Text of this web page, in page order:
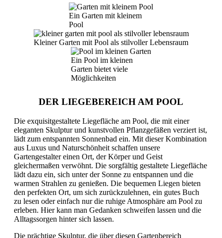
Ein Garten mit kleinem
Pool
Kleiner Garten mit Pool als stilvoller Lebensraum
Ein Pool im kleinen
Garten bietet viele
Möglichkeiten
DER LIEGEBEREICH AM POOL
Die exquisitgestaltete Liegefläche am Pool, die mit einer
eleganten Skulptur und kunstvollen Pflanzgefäßen verziert ist,
lädt zum entspannten Sonnenbad ein. Mit dieser Kombination
aus Luxus und Naturschönheit schaffen unsere
Gartengestalter einen Ort, der Körper und Geist
gleichermaßen verwöhnt. Die sorgfältig gestaltete Liegefläche
lädt dazu ein, sich unter der Sonne zu entspannen und die
warmen Strahlen zu genießen. Die bequemen Liegen bieten
den perfekten Ort, um sich zurückzulehnen, ein gutes Buch
zu lesen oder einfach nur die ruhige Atmosphäre am Pool zu
erleben. Hier kann man Gedanken schweifen lassen und die
Alltagssorgen hinter sich lassen.
Die prächtige Skulptur, die über diesen Gartenbereich